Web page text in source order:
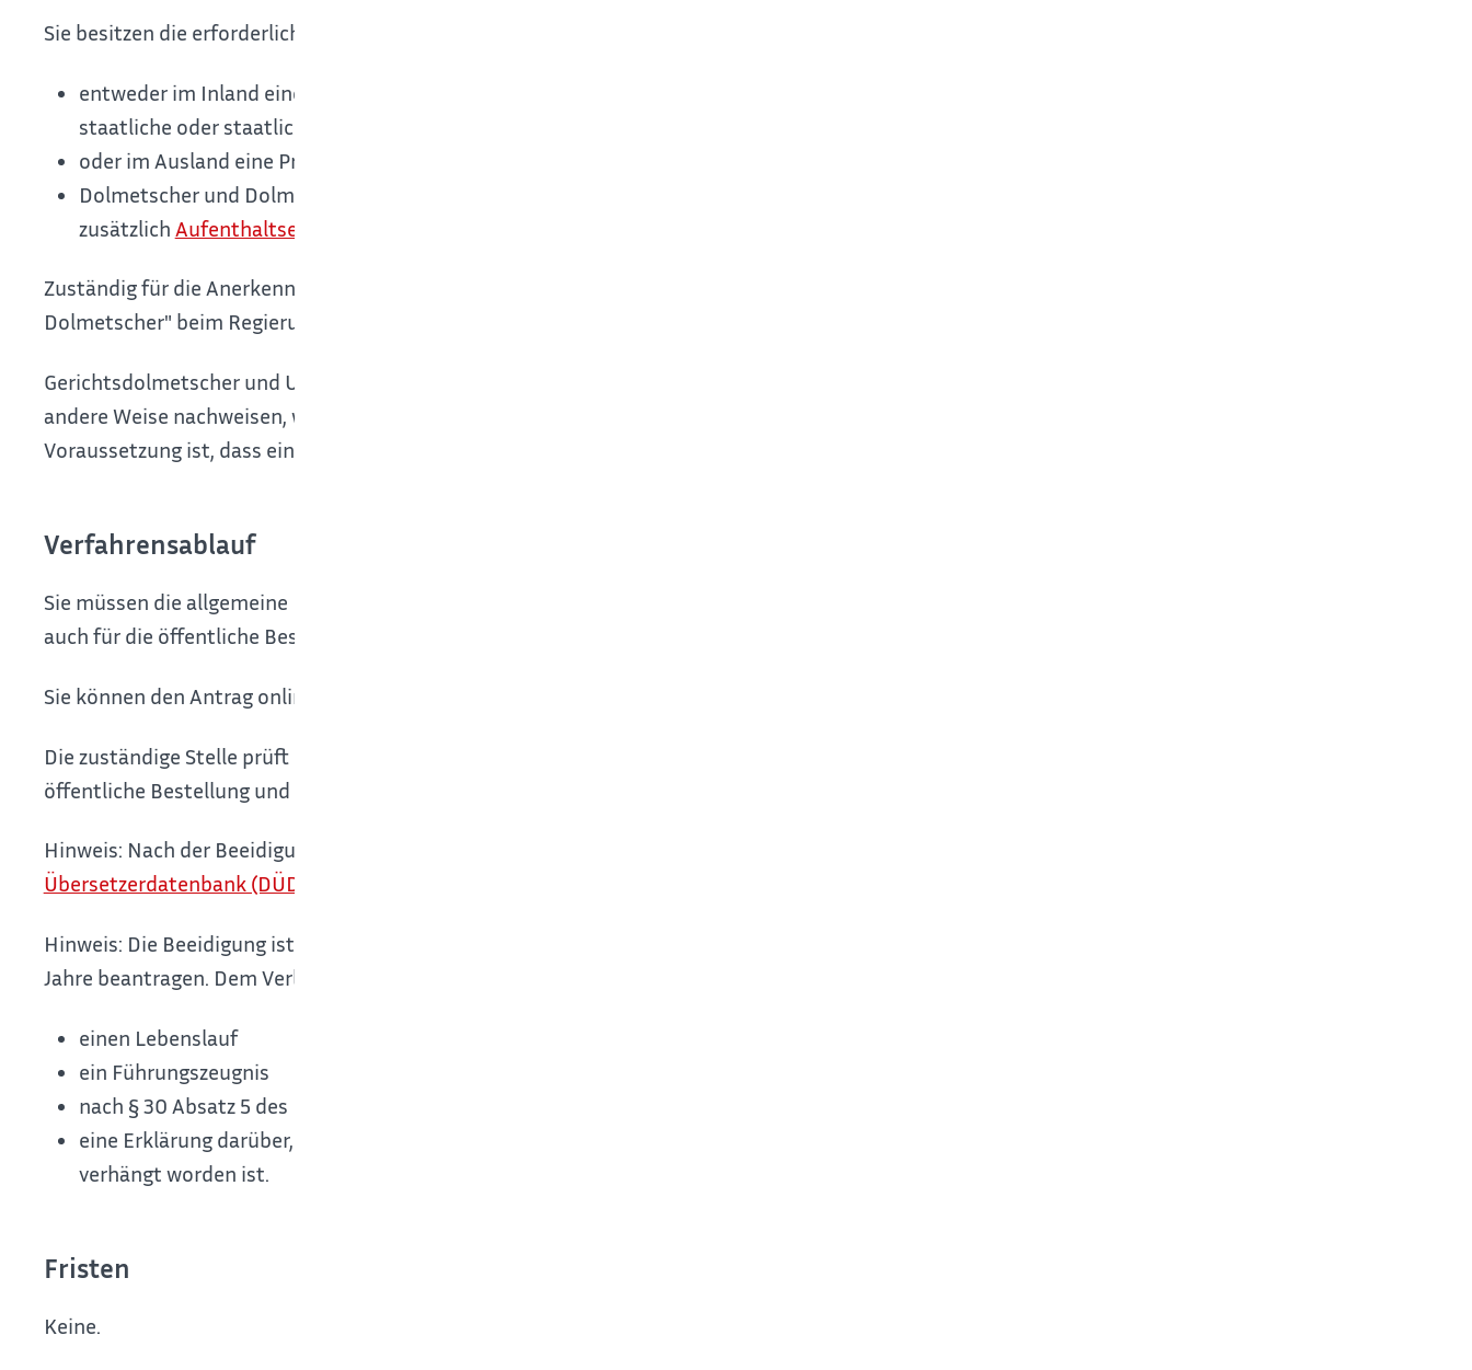
Sie besitzen die erforderlichen Fachkenntnisse, wenn Sie über Grundkenntnisse der deutschen Rechtssprache verfügen und
entweder im Inland eine Dolmetscher- oder Üebrsetzerprüfung eines staatlichen oder staatlich anerkannten Prüfungsamtes oder eine andere
staatliche oder staatlich anerkannte Prüfung bestanden haben
oder im Ausland eine Prüfung bestanden haben, die von einer zuständigen deutschen Stelle als gleichwertig anerkannt wurde.
Dolmetscher und Dolmetscherinnen oder Übersetzer und Übersetzerinnen aus Staaten, die nicht der EU-/EWR oder der Schweiz angehören:
zusätzlich Aufenthaltserlaubnis zur Ausübung der selbstständigen Tätigkeit
Zuständig für die Anerkennung der
Dolmetscher" beim Regierungspräsidium Karlsruhe.
Gerichtsdolmetscher und Urkundenübersetzer können die erforderlichen Fachkenntnisse statt mit einer Prüfung auch auf
andere Weise nachweisen, wenn es für die betreffende Sprache im Inland keine staatliche oder gleichwertige Prüfung gibt.
Voraussetzung ist, dass ein besonderes Bedürfnis für die allgemeine Beeidigung besteht.
Verfahrensablauf
Sie müssen die allgemeine Beeidigung als Dolmetscher oder Dolmetscherin bei der zuständigen Stelle beantragen. Das gilt
auch für die öffentliche Bestellung und Beeidigung als Urkundenübersetzer oder Urkundenübersetzerin.
Sie können den Antrag online oder schriftlich stellen.
Die zuständige Stelle prüft Ihren Antrag. Bei positiver Entscheidung folgt die allgemeine Beeidigung beziehungsweise die
öffentliche Bestellung und Beeidigung. Lehnt die zuständige Stelle Ihren Antrag ab, erhalten Sie einen Ablehnungsbescheid.
Hinweis: Nach der Beeidigung trägt die zuständige Stelle Ihre Daten in die bundesweite
Übersetzerdatenbank (DÜD)
Hinweis: Die Beeidigung ist auf fünf Jahre befristet. Sie können die Verlängerung der Beeidigung um jeweils weitere fünf
Jahre beantragen. Dem Verlängerungsantrag müssen Sie beifügen
einen Lebenslauf
ein Führungszeugnis
nach § 30 Absatz 5 des Bundeszentralregistergesetzes, dessen Ausstellung nicht länger als sechs Monate zurückliegen darf
eine Erklärung darüber, ob in den letzten fünf Jahren vor Antragstellung eine Strafe oder eine Maßregel der Besserung und Sicherung gegen Sie
verhängt worden ist.
Fristen
Keine.